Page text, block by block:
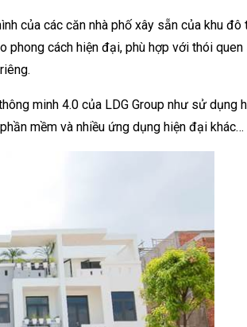
của các căn nhà phố xây sẵn của khu đô
phong cách hiện đại, phù hợp với thói quen
minh 4.0 của LDG Group như sử dụng
mềm và nhiều ứng dụng hiện đại khác…